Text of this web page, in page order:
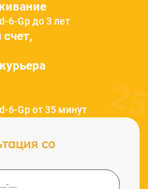
6-Gp до 3 лет
6-Gp от 35 минут
со